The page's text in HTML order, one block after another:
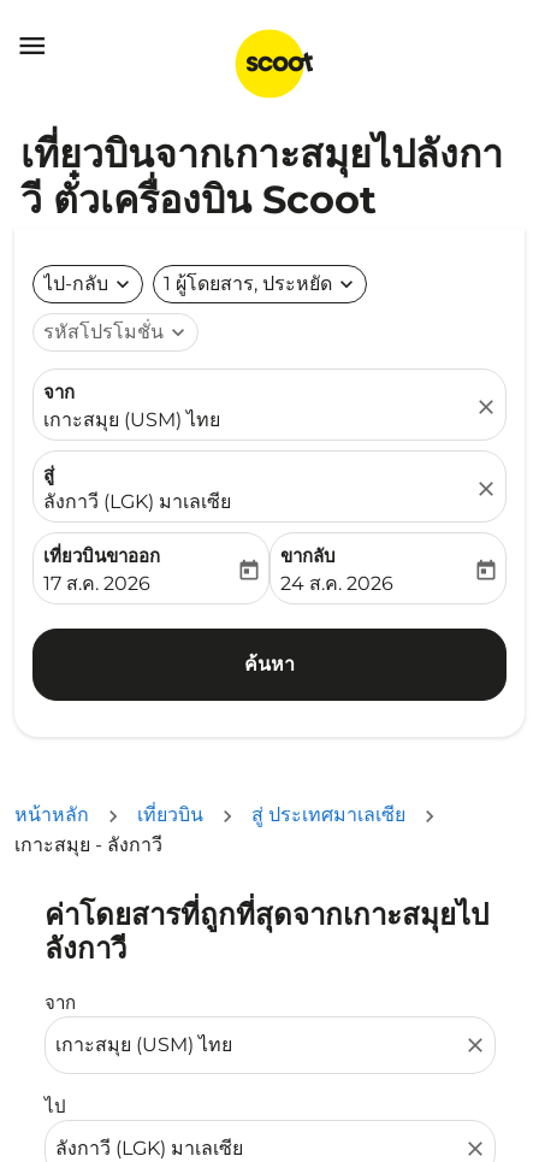

เที่ยวบินจากเกาะสมุยไปลังกา
วี ตั๋วเครื่องบิน Scoot
ไป-กลับ expand_more 1 ผู้โดยสาร, ประหยัด expand_more
รหัสโปรโมชั่น expand_more
จาก
เกาะสมุย (USM) ไทย
close
สู่
ลังกาวี (LGK) มาเลเซีย
close
เที่ยวบินขาออก
fc-booking-departure-date-aria-label
17 ส.ค. 2026
today
ขากลับ
fc-booking-return-date-
24 ส.ค. 2026
today
ค้นหา
หน้าหลัก เที่ยวบิน
สู่ ประเทศมาเลเซีย
เกาะสมุย - ลังกาวี
ค่าโดยสารที่ถูกที่สุดจากเกาะสมุยไป
ลังกาวี
จาก
close
ไป
close
ลองอัปเดตเส้นทางของคุณ (ต้นทางและ/หรือปลายทาง) หรื